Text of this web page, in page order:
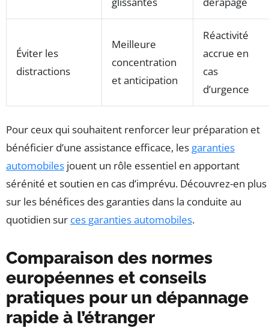
Éviter les
distractions
Meilleure
concentration
et anticipation
Réactivité
accrue en
cas
d’urgence
Pour ceux qui souhaitent renforcer leur préparation et
bénéficier d’une assistance efficace, les garanties
automobiles jouent un rôle essentiel en apportant
sérénité et soutien en cas d’imprévu. Découvrez-en plus
sur les bénéfices des garanties dans la conduite au
quotidien sur ces garanties automobiles.
Comparaison des normes
européennes et conseils
pratiques pour un dépannage
rapide à l’étranger